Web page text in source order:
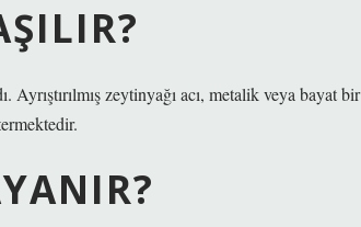
zeytinyağı acı, metalik veya bayat bir